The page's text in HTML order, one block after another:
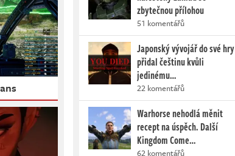
zbytečnou přílohou
51 komentářů
Japonský vývojář do své hry
přidal češtinu kvůli
jedinému…
22 komentářů
Warhorse nehodlá měnit
recept na úspěch. Další
Kingdom Come…
62 komentářů